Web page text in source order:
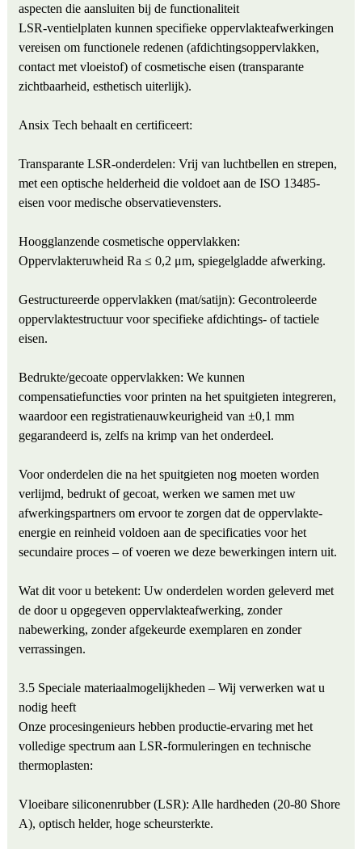
aspecten die aansluiten bij de functionaliteit
LSR-ventielplaten kunnen specifieke oppervlakteafwerkingen
vereisen om functionele redenen (afdichtingsoppervlakken,
contact met vloeistof) of cosmetische eisen (transparante
zichtbaarheid, esthetisch uiterlijk).
Ansix Tech behaalt en certificeert:
Transparante LSR-onderdelen: Vrij van luchtbellen en strepen,
met een optische helderheid die voldoet aan de ISO 13485-
eisen voor medische observatievensters.
Hoogglanzende cosmetische oppervlakken:
Oppervlakteruwheid Ra ≤ 0,2 μm, spiegelgladde afwerking.
Gestructureerde oppervlakken (mat/satijn): Gecontroleerde
oppervlaktestructuur voor specifieke afdichtings- of tactiele
eisen.
Bedrukte/gecoate oppervlakken: We kunnen
compensatiefuncties voor printen na het spuitgieten integreren,
waardoor een registratienauwkeurigheid van ±0,1 mm
gegarandeerd is, zelfs na krimp van het onderdeel.
Voor onderdelen die na het spuitgieten nog moeten worden
verlijmd, bedrukt of gecoat, werken we samen met uw
afwerkingspartners om ervoor te zorgen dat de oppervlakte-
energie en reinheid voldoen aan de specificaties voor het
secundaire proces – of voeren we deze bewerkingen intern uit.
Wat dit voor u betekent: Uw onderdelen worden geleverd met
de door u opgegeven oppervlakteafwerking, zonder
nabewerking, zonder afgekeurde exemplaren en zonder
verrassingen.
3.5 Speciale materiaalmogelijkheden – Wij verwerken wat u
nodig heeft
Onze procesingenieurs hebben productie-ervaring met het
volledige spectrum aan LSR-formuleringen en technische
thermoplasten:
Vloeibare siliconenrubber (LSR): Alle hardheden (20-80 Shore
A), optisch helder, hoge scheursterkte.